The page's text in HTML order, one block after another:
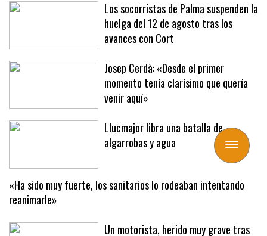
Toggle
navigation
Los socorristas de Palma suspenden la
huelga del 12 de agosto tras los
avances con Cort
Josep Cerdà: «Desde el primer
momento tenía clarísimo que quería
venir aquí»
Llucmajor libra una batalla de
algarrobas y agua
«Ha sido muy fuerte, los sanitarios lo rodeaban intentando
reanimarle»
Un motorista, herido muy grave tras